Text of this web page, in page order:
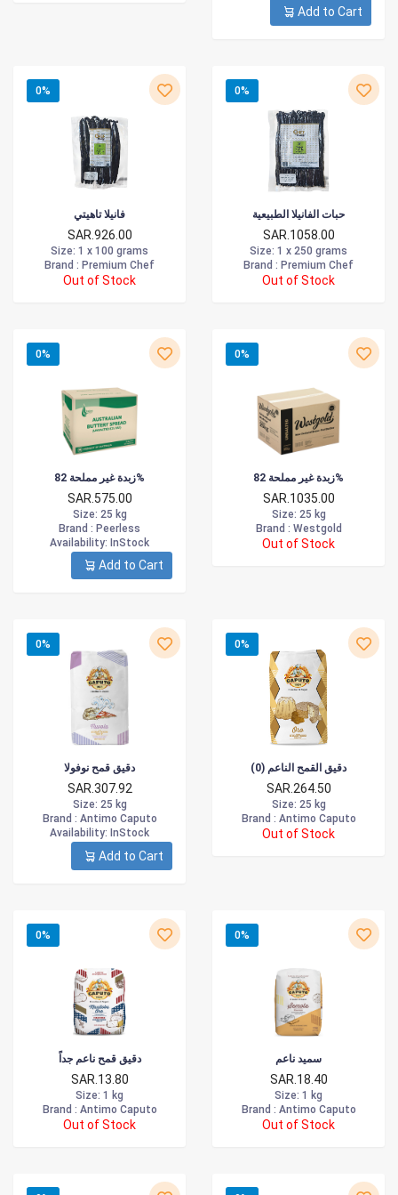
Add to Cart
0%
فانيلا تاهيتي
SAR.926.00
Size: 1 x 100 grams
Brand : Premium Chef
Out of Stock
0%
حبات الفانيلا الطبيعية
SAR.1058.00
Size: 1 x 250 grams
Brand : Premium Chef
Out of Stock
0%
زبدة غير مملحة 82%
SAR.575.00
Size: 25 kg
Brand : Peerless
Availability: InStock
Add to Cart
0%
زبدة غير مملحة 82%
SAR.1035.00
Size: 25 kg
Brand : Westgold
Out of Stock
0%
دقيق قمح نوفولا
SAR.307.92
Size: 25 kg
Brand : Antimo Caputo
Availability: InStock
Add to Cart
0%
دقيق القمح الناعم (0)
SAR.264.50
Size: 25 kg
Brand : Antimo Caputo
Out of Stock
0%
دقيق قمح ناعم جداً
SAR.13.80
Size: 1 kg
Brand : Antimo Caputo
Out of Stock
0%
سميد ناعم
SAR.18.40
Size: 1 kg
Brand : Antimo Caputo
Out of Stock